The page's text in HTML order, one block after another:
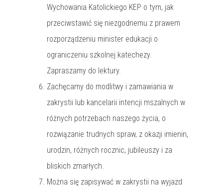
Wychowania Katolickiego KEP o tym, jak
przeciwstawić się niezgodnemu z prawem
rozporządzeniu minister edukacji o
ograniczeniu szkolnej katechezy.
Zapraszamy do lektury.
Zachęcamy do modlitwy i zamawiania w
zakrystii lub kancelarii intencji mszalnych w
różnych potrzebach naszego życia, o
rozwiązanie trudnych spraw, z okazji imienin,
urodzin, różnych rocznic, jubileuszy i za
bliskich zmarłych.
Można się zapisywać w zakrystii na wyjazd